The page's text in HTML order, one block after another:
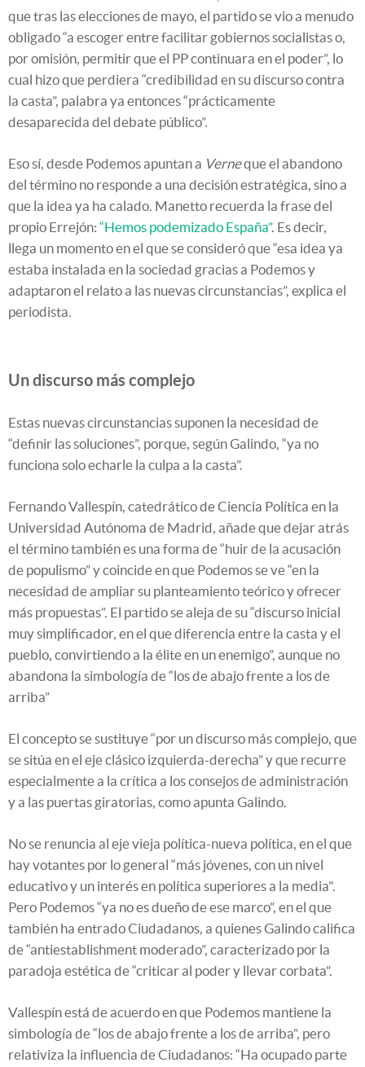
que tras las elecciones de mayo, el partido se vio a menudo
obligado “a escoger entre facilitar gobiernos socialistas o,
por omisión, permitir que el PP continuara en el poder”, lo
cual hizo que perdiera “credibilidad en su discurso contra
la casta”, palabra ya entonces “prácticamente
desaparecida del debate público”.
Eso sí, desde Podemos apuntan a Verneque el abandono
del término no responde a una decisión estratégica, sino a
que la idea ya ha calado. Manetto recuerda la frase del
propio Errejón: “Hemos podemizado España”. Es decir,
llega un momento en el que se consideró que “esa idea ya
estaba instalada en la sociedad gracias a Podemos y
adaptaron el relato a las nuevas circunstancias”, explica el
periodista.
Un discurso más complejo
Estas nuevas circunstancias suponen la necesidad de
“definir las soluciones”, porque, según Galindo, “ya no
funciona solo echarle la culpa a la casta”.
Fernando Vallespín, catedrático de Ciencia Política en la
Universidad Autónoma de Madrid, añade que dejar atrás
el término también es una forma de “huir de la acusación
de populismo” y coincide en que Podemos se ve “en la
necesidad de ampliar su planteamiento teórico y ofrecer
más propuestas”. El partido se aleja de su “discurso inicial
muy simplificador, en el que diferencia entre la casta y el
pueblo, convirtiendo a la élite en un enemigo”, aunque no
abandona la simbología de “los de abajo frente a los de
arriba”
El concepto se sustituye “por un discurso más complejo, que
se sitúa en el eje clásico izquierda-derecha” y que recurre
especialmente a la crítica a los consejos de administración
y a las puertas giratorias, como apunta Galindo.
No se renuncia al eje vieja política-nueva política, en el que
hay votantes por lo general “más jóvenes, con un nivel
educativo y un interés en política superiores a la media".
Pero Podemos “ya no es dueño de ese marco”, en el que
también ha entrado Ciudadanos, a quienes Galindo califica
de “antiestablishment moderado”, caracterizado por la
paradoja estética de “criticar al poder y llevar corbata”.
Vallespín está de acuerdo en que Podemos mantiene la
simbología de “los de abajo frente a los de arriba”, pero
relativiza la influencia de Ciudadanos: “Ha ocupado parte